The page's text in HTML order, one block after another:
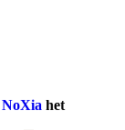
NoXia het